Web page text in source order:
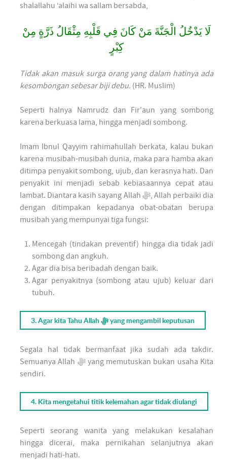
shalallahu ‘alaihi wa sallam bersabda,
لَا يَدْخُلُ الْجَنَّةَ مَنْ كَانَ فِي قَلْبِهِ مِثْقَالُ ذَرَّةٍ مِنْ
كِبْرٍ
Tidak akan masuk surga orang yang dalam hatinya ada
kesombongan sebesar biji debu. (HR. Muslim)
Seperti halnya Namrudz dan Fir'aun yang sombong
karena berkuasa lama, hingga menjadi sombong.
Imam Ibnul Qayyim rahimahullah berkata, kalau bukan
karena musibah-musibah dunia, maka para hamba akan
ditimpa penyakit sombong, ujub, dan kerasnya hati. Dan
penyakit ini menjadi sebab kebiasaannya cepat atau
lambat. Diantara kasih sayang Allah ﷻ, Allah perbaiki dia
dengan ditimpakan kepadanya obat-obatan berupa
musibah yang mempunyai tiga fungsi:
Mencegah (tindakan preventif) hingga dia tidak jadi
sombong dan angkuh.
Agar dia bisa beribadah dengan baik.
Agar penyakitnya (sombong atau ujub) keluar dari
tubuh.
3. Agar kita Tahu Allah ﷻ yang mengambil keputusan
Segala hal tidak bermanfaat jika sudah ada takdir.
Semuanya Allah ﷻ yang memutuskan bukan usaha Kita
sendiri.
4. Kita mengetahui titik kelemahan agar tidak diulangi
Seperti seorang wanita yang melakukan kesalahan
hingga dicerai, maka pernikahan selanjutnya akan
menjadi hati-hati.